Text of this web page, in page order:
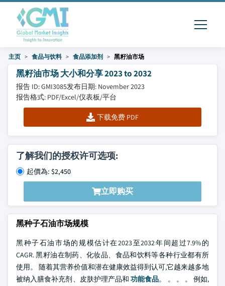
主页 食品与饮料 食品添加剂 黑籽油市场
黑籽油市场 大小和分享 2023 to 2032
报告 ID: GMI3085发布日期: November 2023
报告格式: PDF/Excel/仪表板/平台
下载免费 PDF
了解我们的授权许可选项:
起價為: $2,450
立即购买
黑种子石油市场规模
黑种子石油市场的规模估计在2023至2032年间超过7.9%的
CAGR. 黑籽油在制药、化妆品、食品和饮料等各种行业都有所
使用。 随着其营养价值和潜在健康效益得到认可,它越来越多地
被纳入膳食补充剂、皮肤护理产品和功能食品。 。 。 。 例如,